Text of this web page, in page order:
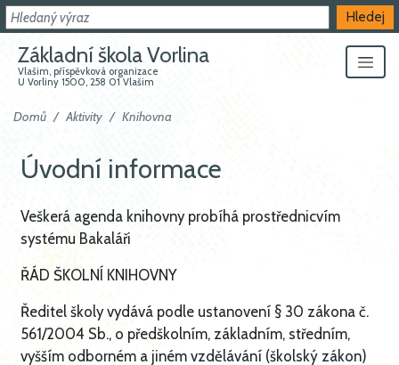
Hledat
Hledej
Základní škola Vorlina
Vlašim, příspěvková organizace
U Vorliny 1500, 258 01 Vlašim
Domů Aktivity Knihovna
Úvodní informace
Veškerá agenda knihovny probíhá prostřednicvím
systému Bakaláři
ŘÁD ŠKOLNÍ KNIHOVNY
Ředitel školy vydává podle ustanovení § 30 zákona č.
561/2004 Sb., o předškolním, základním, středním,
vyšším odborném a jiném vzdělávání (školský zákon)